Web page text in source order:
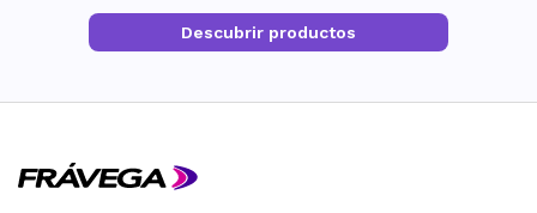
Descubrir productos